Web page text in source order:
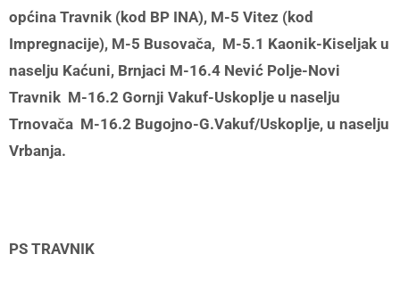
općina Travnik (kod BP INA), M-5 Vitez (kod
Impregnacije), M-5 Busovača, M-5.1 Kaonik-Kiseljak u
naselju Kaćuni, Brnjaci M-16.4 Nević Polje-Novi
Travnik M-16.2 Gornji Vakuf-Uskoplje u naselju
Trnovača M-16.2 Bugojno-G.Vakuf/Uskoplje, u naselju
Vrbanja.
PS TRAVNIK